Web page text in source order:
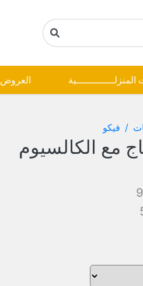
المنزلـــــــــــــية العروض
فيكو
مع الكالسيوم